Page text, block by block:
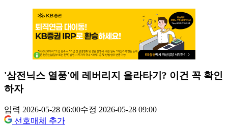
'삼전닉스 열풍'에 레버리지 올라타기? 이건 꼭 확인
하자
입력 2026-05-28 06:00수정 2026-05-28 09:00
선호매체 추가